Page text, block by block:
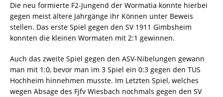
Die neu formierte F2-Jungend der Wormatia konnte hierbei
gegen meist ältere Jahrgänge ihr Können unter Beweis
stellen. Das erste Spiel gegen den SV 1911 Gimbsheim
konnten die kleinen Wormaten mit 2:1 gewinnen.
Auch das zweite Spiel gegen den ASV-Nibelungen gewann
man mit 1:0, bevor man im 3 Spiel ein 0:3 gegen den TUS
Hochheim hinnehmen musste. Im Letzten Spiel, welches
wegen Absage des Fjfv Wiesbach nochmals gegen den SV